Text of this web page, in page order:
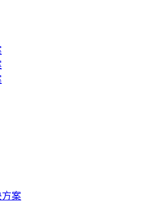
案